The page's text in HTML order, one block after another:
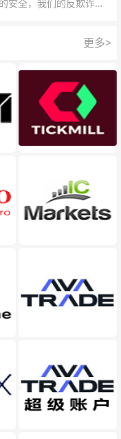
安全，我们的反欺诈团
更多>